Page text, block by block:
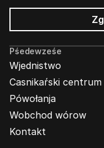
Pśedewześe
Wjednistwo
Casnikaŕski centrum
Pówołanja
Wobchod wórow
Kontakt